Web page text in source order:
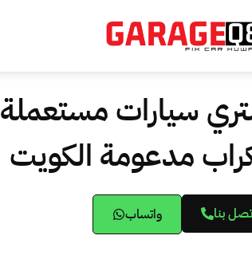
سيارات مستعملة
مدعومة الكويت
بنا واتساب